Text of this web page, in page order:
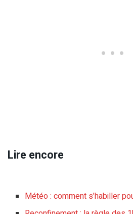
Lire encore
Météo : comment s’habiller